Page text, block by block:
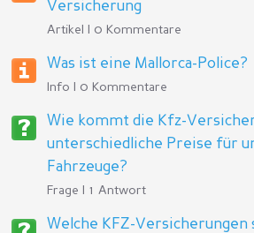
Versicherung
Artikel | 0 Kommentare
Was ist eine Mallorca-Police?
Info | 0 Kommentare
Wie kommt die Kfz-
unterschiedliche Preise für
Fahrzeuge?
Frage | 1 Antwort
Welche KFZ-Versicherungen